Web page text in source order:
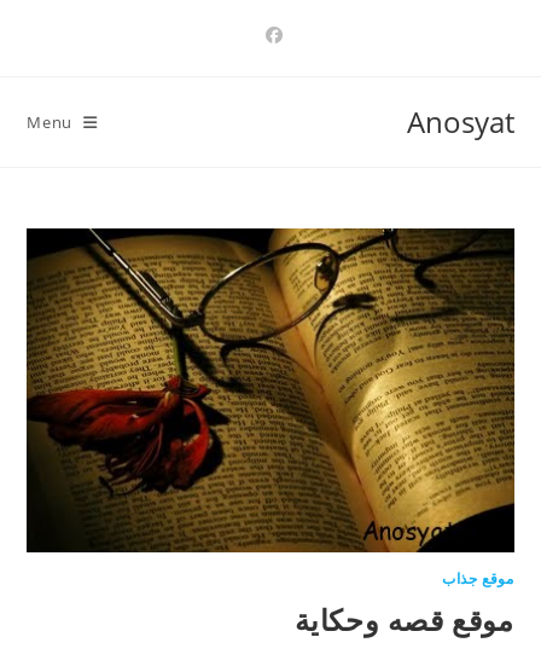
Anosyat
Menu
موقع جذاب
موقع قصه وحكاية